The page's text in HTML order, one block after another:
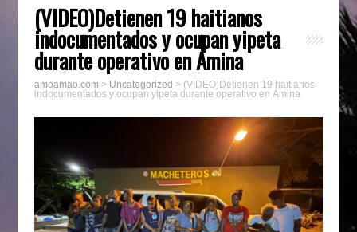
(VIDEO)Detienen 19 haitianos
indocumentados y ocupan yipeta
durante operativo en Ámina
amoamao.com > Uncategorized > (VIDEO)Detienen 19 haitianos
indocumentados y ocupan yipeta durante operativo en Ámina